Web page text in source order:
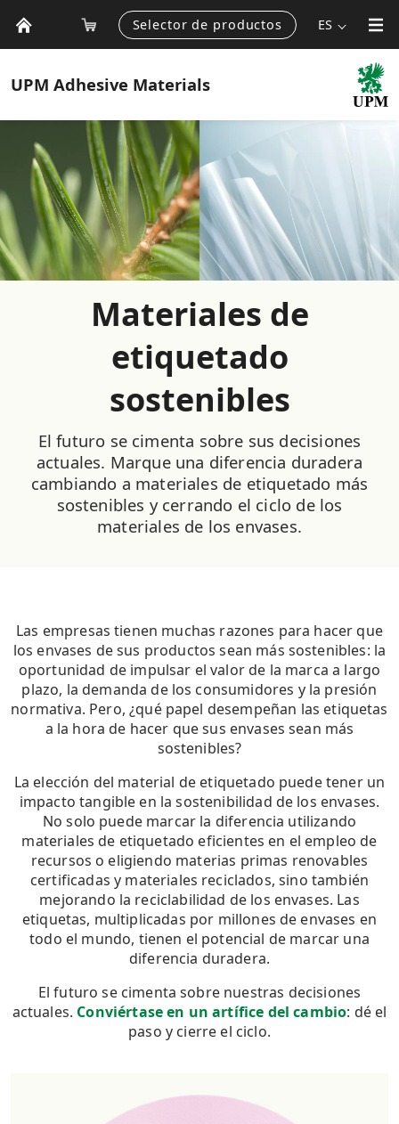
Selector de productos ES
UPM Adhesive Materials
Materiales de
etiquetado
sostenibles
El futuro se cimenta sobre sus decisiones
actuales. Marque una diferencia duradera
cambiando a materiales de etiquetado más
sostenibles y cerrando el ciclo de los
materiales de los envases.
Las empresas tienen muchas razones para hacer que
los envases de sus productos sean más sostenibles: la
oportunidad de impulsar el valor de la marca a largo
plazo, la demanda de los consumidores y la presión
normativa. Pero, ¿qué papel desempeñan las etiquetas
a la hora de hacer que sus envases sean más
sostenibles?
La elección del material de etiquetado puede tener un
impacto tangible en la sostenibilidad de los envases.
No solo puede marcar la diferencia utilizando
materiales de etiquetado eficientes en el empleo de
recursos o eligiendo materias primas renovables
certificadas y materiales reciclados, sino también
mejorando la reciclabilidad de los envases. Las
etiquetas, multiplicadas por millones de envases en
todo el mundo, tienen el potencial de marcar una
diferencia duradera.
El futuro se cimenta sobre nuestras decisiones
actuales. Conviértase en un artífice del cambio: dé el
paso y cierre el ciclo.